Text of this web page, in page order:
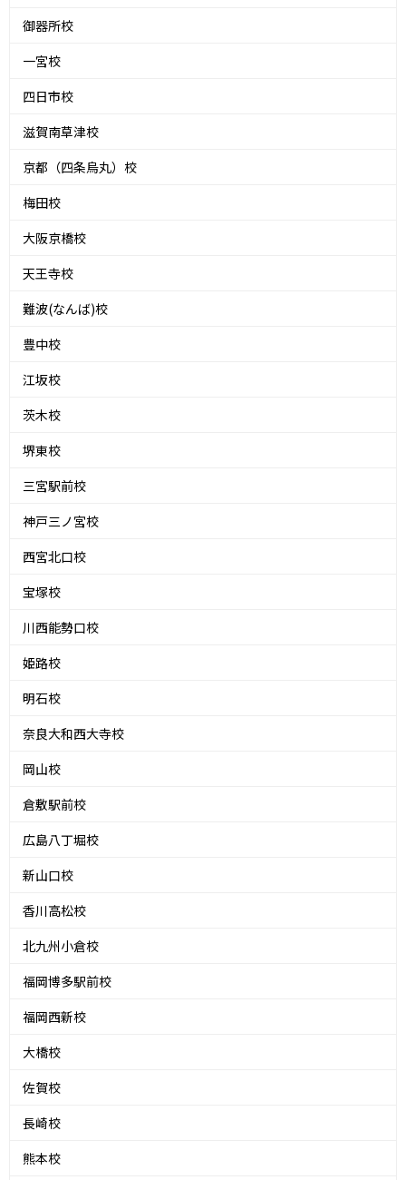
御器所校
一宮校
四日市校
滋賀南草津校
京都（四条烏丸）校
梅田校
大阪京橋校
天王寺校
難波(なんば)校
豊中校
江坂校
茨木校
堺東校
三宮駅前校
神戸三ノ宮校
西宮北口校
宝塚校
川西能勢口校
姫路校
明石校
奈良大和西大寺校
岡山校
倉敷駅前校
広島八丁堀校
新山口校
香川高松校
北九州小倉校
福岡博多駅前校
福岡西新校
大橋校
佐賀校
長崎校
熊本校